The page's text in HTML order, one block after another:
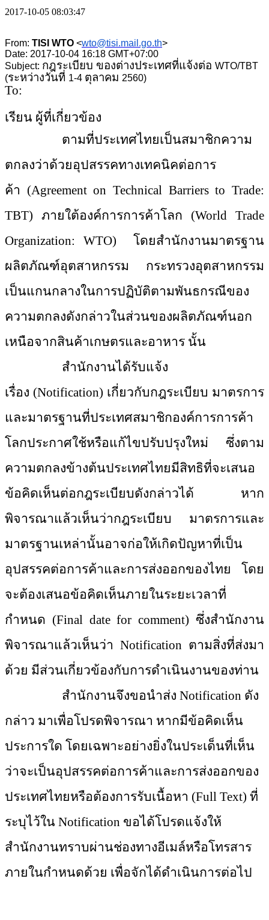
2017-10-05 08:03:47
From: TISI WTO <wto@tisi.mail.go.th>
Date: 2017-10-04 16:18 GMT+07:00
Subject: กฎระเบียบ ของต่างประเทศที่แจ้งต่อ WTO/TBT
(ระหว่างวันที่ 1-4 ตุลาคม 2560)
To:
เรียน ผู้ที่เกี่ยวข้อง
ตามที่ประเทศไทยเป็นสมาชิกความ
ตกลงว่าด้วยอุปสรรคทางเทคนิคต่อการ
ค้า (Agreement on Technical Barriers to Trade:
TBT) ภายใต้องค์การการค้าโลก (World Trade
Organization: WTO) โดยสำนักงานมาตรฐาน
ผลิตภัณฑ์อุตสาหกรรม กระทรวงอุตสาหกรรม
เป็นแกนกลางในการปฏิบัติตามพันธกรณีของ
ความตกลงดังกล่าวในส่วนของผลิตภัณฑ์นอก
เหนือจากสินค้าเกษตรและอาหาร นั้น
สำนักงานได้รับแจ้ง
เรื่อง (Notification) เกี่ยวกับกฎระเบียบ มาตรการ
และมาตรฐานที่ประเทศสมาชิกองค์การการค้า
โลกประกาศใช้หรือแก้ไขปรับปรุงใหม่ ซึ่งตาม
ความตกลงข้างต้นประเทศไทยมีสิทธิที่จะเสนอ
ข้อคิดเห็นต่อกฎระเบียบดังกล่าวได้ หาก
พิจารณาแล้วเห็นว่ากฎระเบียบ มาตรการและ
มาตรฐานเหล่านั้นอาจก่อให้เกิดปัญหาที่เป็น
อุปสรรคต่อการค้าและการส่งออกของไทย โดย
จะต้องเสนอข้อคิดเห็นภายในระยะเวลาที่
กำหนด (Final date for comment) ซึ่งสำนักงาน
พิจารณาแล้วเห็นว่า Notification ตามสิ่งที่ส่งมา
ด้วย มีส่วนเกี่ยวข้องกับการดำเนินงานของท่าน
สำนักงานจึงขอนำส่ง Notification ดัง
กล่าว มาเพื่อโปรดพิจารณา หากมีข้อคิดเห็น
ประการใด โดยเฉพาะอย่างยิ่งในประเด็นที่เห็น
ว่าจะเป็นอุปสรรคต่อการค้าและการส่งออกของ
ประเทศไทยหรือต้องการรับเนื้อหา (Full Text) ที่
ระบุไว้ใน Notification ขอได้โปรดแจ้งให้
สำนักงานทราบผ่านช่องทางอีเมล์หรือโทรสาร
ภายในกำหนดด้วย เพื่อจักได้ดำเนินการต่อไป